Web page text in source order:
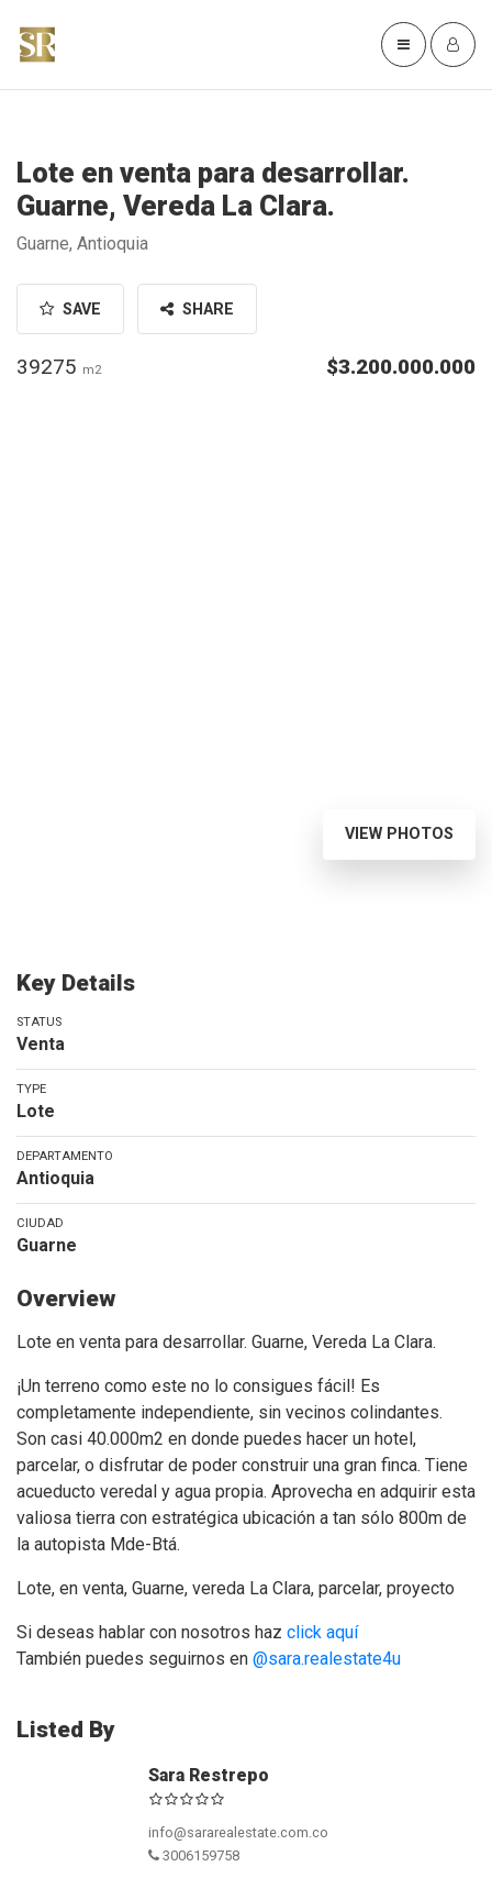
Lote en venta para desarrollar.
Guarne, Vereda La Clara.
Guarne, Antioquia
SAVE SHARE
39275 m2 $3.200.000.000
VIEW PHOTOS
Key Details
STATUS
Venta
TYPE
Lote
DEPARTAMENTO
Antioquia
CIUDAD
Guarne
Overview
Lote en venta para desarrollar. Guarne, Vereda La Clara.
¡Un terreno como este no lo consigues fácil! Es
completamente independiente, sin vecinos colindantes.
Son casi 40.000m2 en donde puedes hacer un hotel,
parcelar, o disfrutar de poder construir una gran finca. Tiene
acueducto veredal y agua propia. Aprovecha en adquirir esta
valiosa tierra con estratégica ubicación a tan sólo 800m de
la autopista Mde-Btá.
Lote, en venta, Guarne, vereda La Clara, parcelar, proyecto
Si deseas hablar con nosotros haz click aquí
También puedes seguirnos en @sara.realestate4u
Listed By
Sara Restrepo
info@sararealestate.com.co
3006159758